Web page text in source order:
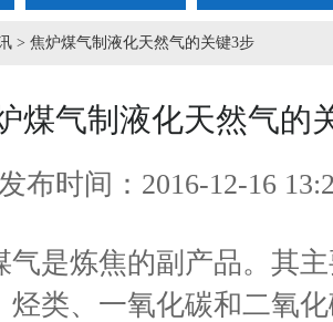
> 焦炉煤气制液化天然气的关键3步
煤气制液化天然气的
布时间： 2016-12-16
炼焦的副产品。其主
烃类、一氧化碳和二氧